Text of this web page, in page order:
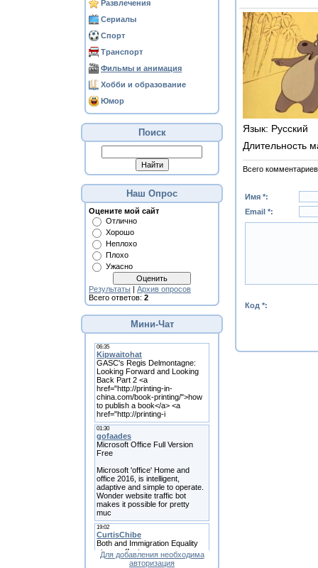
Развлечения
Сериалы
Спорт
Транспорт
Фильмы и анимация
Хобби и образование
Юмор
Поиск
Наш Опрос
Оцените мой сайт
Отлично
Хорошо
Неплохо
Плохо
Ужасно
Результаты | Архив опросов
Всего ответов: 2
Мини-Чат
Для добавления необходима
авторизация
Язык: Русский
Длительность
Всего комментариев
Имя *:
Email *:
Код *: